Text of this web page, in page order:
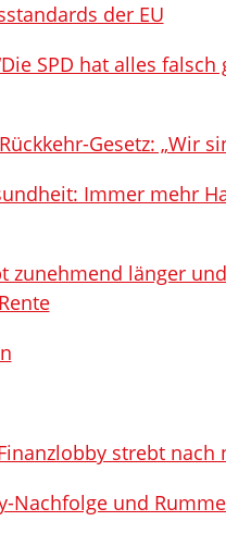
der EU
SPD hat alles
Gesetz: „Wir
Immer mehr
zunehmend länger
strebt nach
Nachfolge und